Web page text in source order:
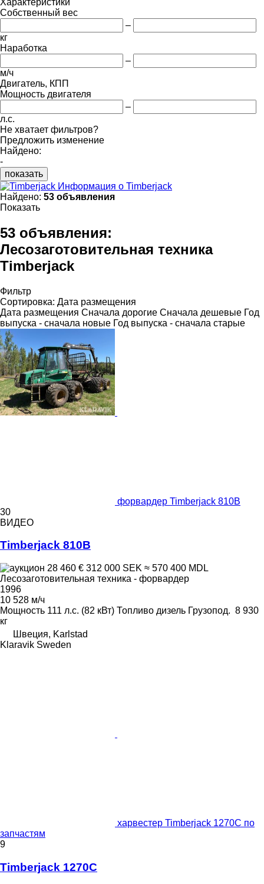
Собственный вес
–
кг
Наработка
–
м/ч
Двигатель, КПП
Мощность двигателя
–
л.с.
Не хватает фильтров?
Предложить изменение
Найдено:
-
показать
Информация о Timberjack
Найдено: 53 объявления
Показать
53 объявления:
Лесозаготовительная техника
Timberjack
Фильтр
Сортировка: Дата размещения
Дата размещения Сначала дорогие Сначала дешевые Год
выпуска - сначала новые Год выпуска - сначала старые
форвардер Timberjack 810B
30
ВИДЕО
Timberjack 810B
28 460 € 312 000 SEK ≈ 570 400 MDL
Лесозаготовительная техника - форвардер
1996
10 528 м/ч
Мощность 111 л.с. (82 кВт) Топливо дизель Грузопод. 8 930
кг
Швеция, Karlstad
Klaravik Sweden
харвестер Timberjack 1270C по
запчастям
9
Timberjack 1270C